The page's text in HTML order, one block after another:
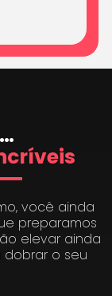
você ainda
preparamos
elevar ainda
o seu